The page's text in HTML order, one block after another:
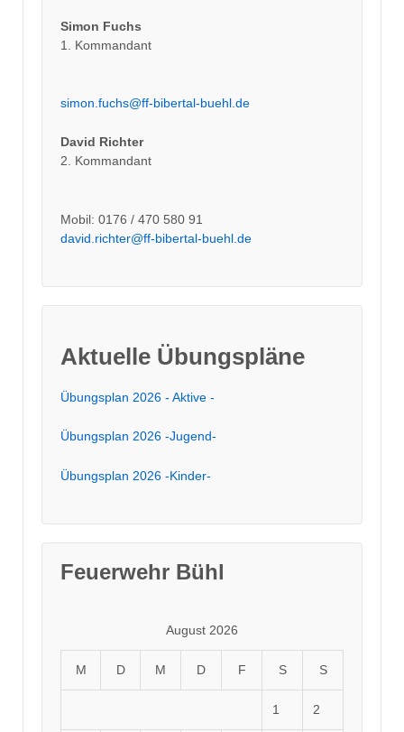
Simon Fuchs
1. Kommandant
simon.fuchs@ff-bibertal-buehl.de
David Richter
2. Kommandant
Mobil: 0176 / 470 580 91
david.richter@ff-bibertal-buehl.de
Aktuelle Übungspläne
Übungsplan 2026 - Aktive -
Übungsplan 2026 -Jugend-
Übungsplan 2026 -Kinder-
Feuerwehr Bühl
August 2026
M D M D F S S
1 2